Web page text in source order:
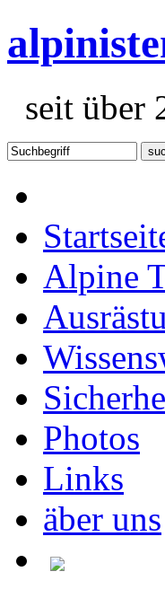
seit über
Alpine
Photos
Links
äber uns